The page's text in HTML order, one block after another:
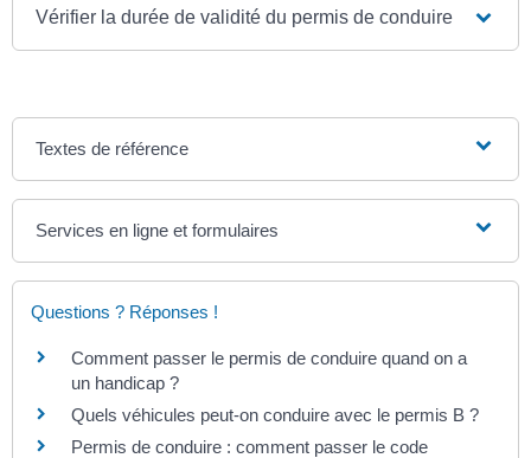
Vérifier la durée de validité du permis de conduire
Textes de référence
Services en ligne et formulaires
Questions ? Réponses !
Comment passer le permis de conduire quand on a
un handicap ?
Quels véhicules peut-on conduire avec le permis B ?
Permis de conduire : comment passer le code